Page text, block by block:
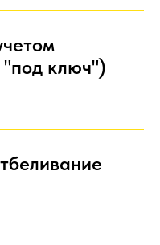
"под ключ")